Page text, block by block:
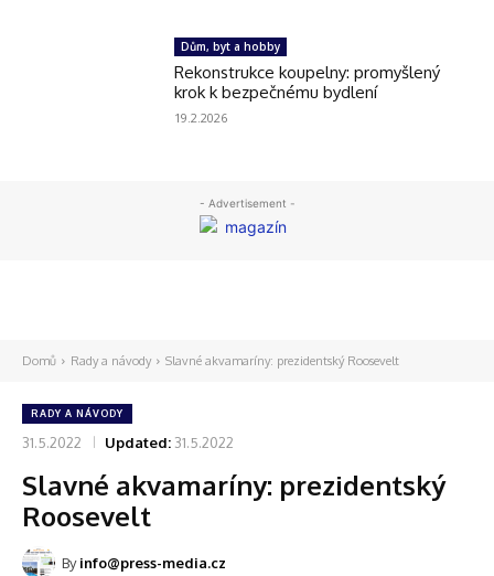
Dům, byt a hobby
Rekonstrukce koupelny: promyšlený
krok k bezpečnému bydlení
19.2.2026
- Advertisement -